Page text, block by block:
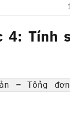
4: Tính
= Tổng